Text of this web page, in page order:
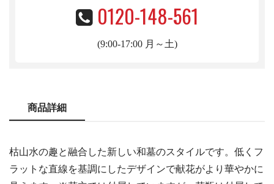
0120-148-561
(9:00-17:00 月～土)
商品詳細
枯山水の趣と融合した新しい和墓のスタイルです。低くフ
ラットな直線を基調にしたデザインで献花がより華やかに